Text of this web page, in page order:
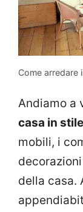
Come arredare
Andiamo a
casa in
mobili, i
della casa.